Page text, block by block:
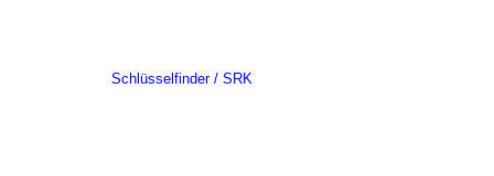
Schlüsselfinder / SRK